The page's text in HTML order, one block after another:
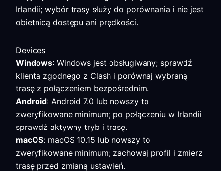
Irlandii; wybór trasy służy do porównania i nie jest
obietnicą dostępu ani prędkości.
Devices
Windows: Windows jest obsługiwany; sprawdź
klienta zgodnego z Clash i porównaj wybraną
trasę z połączeniem bezpośrednim.
Android: Android 7.0 lub nowszy to
zweryfikowane minimum; po połączeniu w Irlandii
sprawdź aktywny tryb i trasę.
macOS: macOS 10.15 lub nowszy to
zweryfikowane minimum; zachowaj profil i zmierz
trasę przed zmianą ustawień.